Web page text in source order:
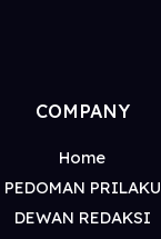
COMPANY
Home
PEDOMAN PRILAKU
DEWAN REDAKSI